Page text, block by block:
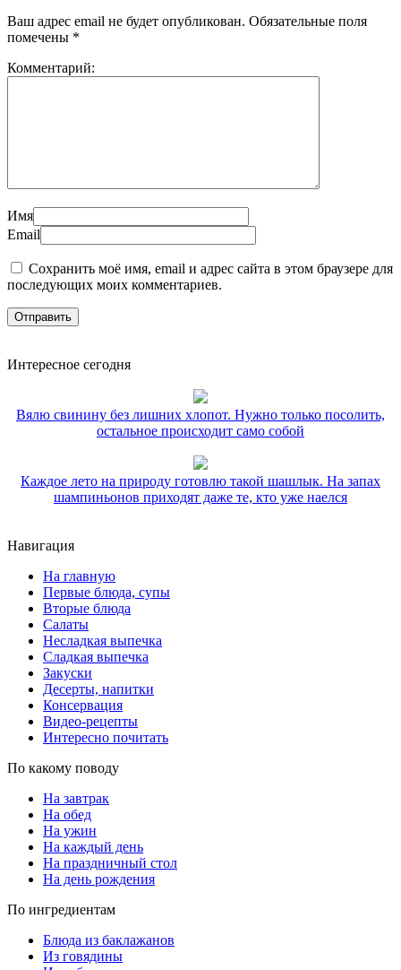
Ваш адрес email не будет опубликован. Обязательные поля
помечены *
Комментарий:
Имя
Email
Сохранить моё имя, email и адрес сайта в этом браузере для
последующих моих комментариев.
Интересное сегодня
Вялю свинину без лишних хлопот. Нужно только посолить,
остальное происходит само собой
Каждое лето на природу готовлю такой шашлык. На запах
шампиньонов приходят даже те, кто уже наелся
Навигация
На главную
Первые блюда, супы
Вторые блюда
Салаты
Несладкая выпечка
Сладкая выпечка
Закуски
Десерты, напитки
Консервация
Видео-рецепты
Интересно почитать
По какому поводу
На завтрак
На обед
На ужин
На каждый день
На праздничный стол
На день рождения
По ингредиентам
Блюда из баклажанов
Из говядины